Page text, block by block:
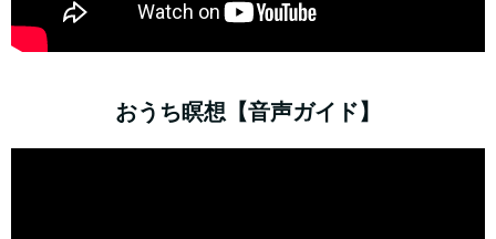
おうち瞑想【音声ガイド】